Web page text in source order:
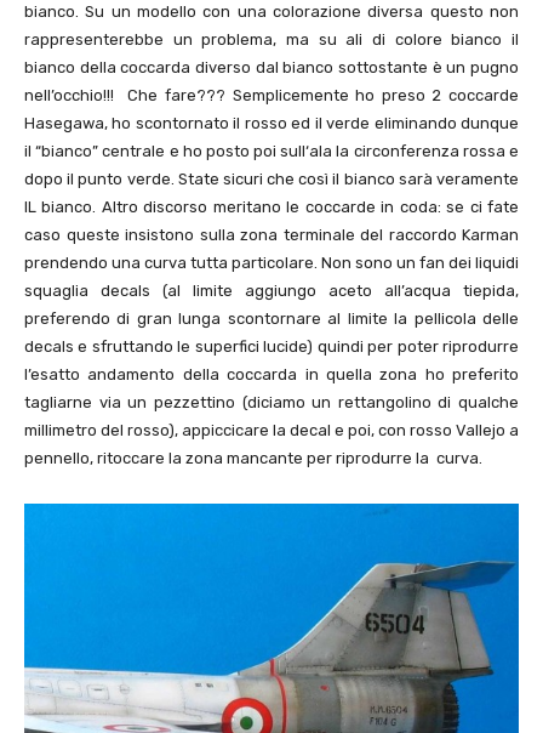
bianco. Su un modello con una colorazione diversa questo non
rappresenterebbe un problema, ma su ali di colore bianco il
bianco della coccarda diverso dal bianco sottostante è un pugno
nell’occhio!!! Che fare??? Semplicemente ho preso 2 coccarde
Hasegawa, ho scontornato il rosso ed il verde eliminando dunque
il “bianco” centrale e ho posto poi sull‘ala la circonferenza rossa e
dopo il punto verde. State sicuri che così il bianco sarà veramente
IL bianco. Altro discorso meritano le coccarde in coda: se ci fate
caso queste insistono sulla zona terminale del raccordo Karman
prendendo una curva tutta particolare. Non sono un fan dei liquidi
squaglia decals (al limite aggiungo aceto all’acqua tiepida,
preferendo di gran lunga scontornare al limite la pellicola delle
decals e sfruttando le superfici lucide) quindi per poter riprodurre
l’esatto andamento della coccarda in quella zona ho preferito
tagliarne via un pezzettino (diciamo un rettangolino di qualche
millimetro del rosso), appiccicare la decal e poi, con rosso Vallejo a
pennello, ritoccare la zona mancante per riprodurre la curva.